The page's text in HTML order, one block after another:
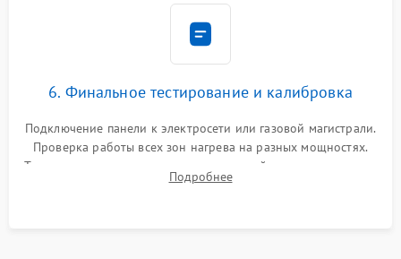
6. Финальное тестирование и калибровка
Подключение панели к электросети или газовой магистрали.
Проверка работы всех зон нагрева на разных мощностях.
Тестирование сенсорного управления, таймера, индикаторов
остаточного тепла и систем защиты от перегрева.
Подробнее